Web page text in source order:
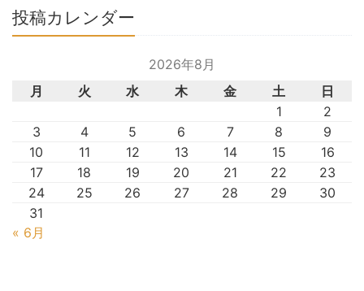
投稿カレンダー
2026年8月
月
火 水 木 金 土
日
1
2
3
4 5 6 7 8
9
10
11 12 13 14 15
16
17
18 19 20 21 22
23
24
25 26 27 28 29
30
31
« 6月